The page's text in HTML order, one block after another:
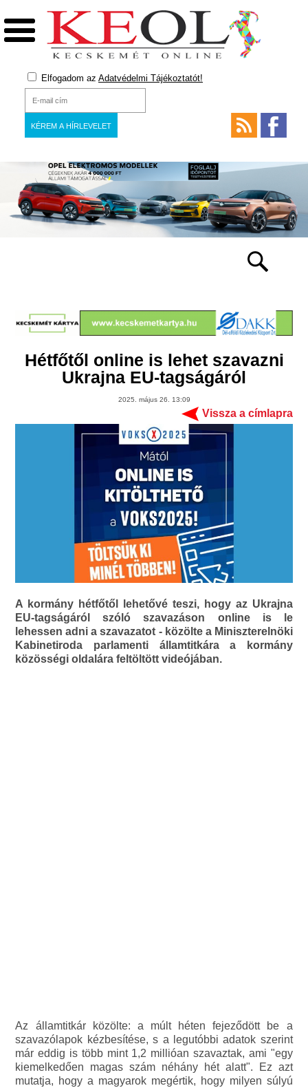
Elfogadom az Adatvédelmi Tájékoztatót!
Hétfőtől online is lehet szavazni
Ukrajna EU-tagságáról
2025. május 26. 13:09
Vissza a címlapra
A kormány hétfőtől lehetővé teszi, hogy az Ukrajna
EU-tagságáról szóló szavazáson online is le
lehessen adni a szavazatot - közölte a Miniszterelnöki
Kabinetiroda parlamenti államtitkára a kormány
közösségi oldalára feltöltött videójában.
Az államtitkár közölte: a múlt héten fejeződött be a
szavazólapok kézbesítése, s a legutóbbi adatok szerint
már eddig is több mint 1,2 millióan szavaztak, ami "egy
kiemelkedően magas szám néhány hét alatt". Ez azt
mutatja, hogy a magyarok megértik, hogy milyen súlyú